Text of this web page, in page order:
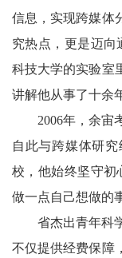
信息，实现跨媒体
究热点，更是迈向
科技大学的实验室
讲解他从事了十余
2006年，余宙
自此与跨媒体研
校，他始终坚守初
做一点自己想做的
省杰出青年科
不仅提供经费保障